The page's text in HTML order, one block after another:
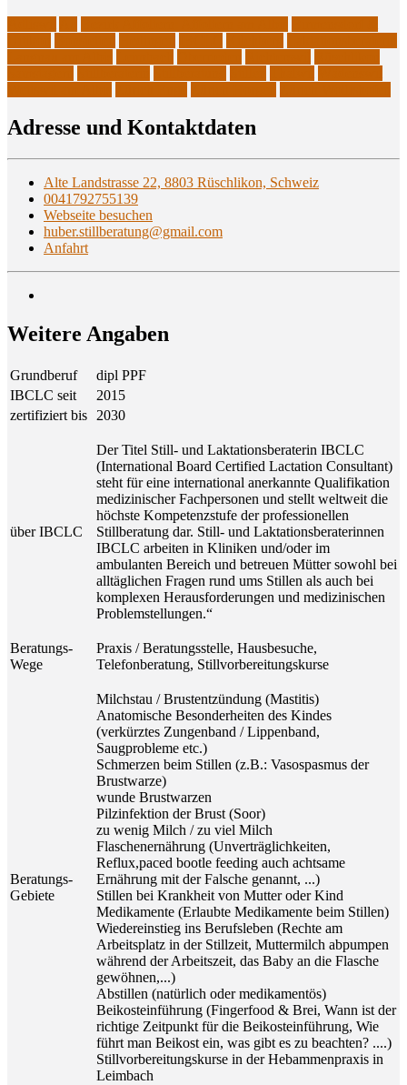
Adres­se und Kontaktdaten
Alte Landstrasse 22, 8803 Rüschlikon, Schweiz
0041792755139
Webseite besuchen
huber.stillberatung@gmail.com
Anfahrt
Wei­te­re Angaben
Grundberuf
dipl PPF
IBCLC seit
2015
zertifiziert bis
2030
über IBCLC
Der Titel Still- und Laktationsberaterin IBCLC
(International Board Certified Lactation Consultant)
steht für eine international anerkannte Qualifikation
medizinischer Fachpersonen und stellt weltweit die
höchste Kompetenzstufe der professionellen
Stillberatung dar. Still- und Laktationsberaterinnen
IBCLC arbeiten in Kliniken und/oder im
ambulanten Bereich und betreuen Mütter sowohl bei
alltäglichen Fragen rund ums Stillen als auch bei
komplexen Herausforderungen und medizinischen
Problemstellungen.“
Beratungs-
Wege
Praxis / Beratungsstelle, Hausbesuche,
Telefonberatung, Stillvorbereitungskurse
Beratungs-
Gebiete
Milchstau / Brustentzündung (Mastitis)
Anatomische Besonderheiten des Kindes
(verkürztes Zungenband / Lippenband,
Saugprobleme etc.)
Schmerzen beim Stillen (z.B.: Vasospasmus der
Brustwarze)
wunde Brustwarzen
Pilzinfektion der Brust (Soor)
zu wenig Milch / zu viel Milch
Flaschenernährung (Unverträglichkeiten,
Reflux,paced bootle feeding auch achtsame
Ernährung mit der Falsche genannt, ...)
Stillen bei Krankheit von Mutter oder Kind
Medikamente (Erlaubte Medikamente beim Stillen)
Wiedereinstieg ins Berufsleben (Rechte am
Arbeitsplatz in der Stillzeit, Muttermilch abpumpen
während der Arbeitszeit, das Baby an die Flasche
gewöhnen,...)
Abstillen (natürlich oder medikamentös)
Beikosteinführung (Fingerfood & Brei, Wann ist der
richtige Zeitpunkt für die Beikosteinführung, Wie
führt man Beikost ein, was gibt es zu beachten? ....)
Stillvorbereitungskurse in der Hebammenpraxis in
Leimbach